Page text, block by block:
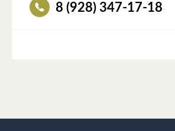
8 (928) 347-17-18